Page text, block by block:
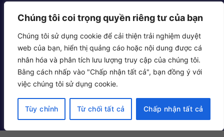
Chúng tôi coi trọng quyền riêng tư của bạn
Chúng tôi sử dụng cookie để cải thiện trải nghiệm duyệt
web của bạn, hiển thị quảng cáo hoặc nội dung được cá
nhân hóa và phân tích lưu lượng truy cập của chúng tôi.
Bằng cách nhấp vào "Chấp nhận tất cả", bạn đồng ý với
việc chúng tôi sử dụng cookie.
Tùy chỉnh Từ chối tất cả Chấp nhận tất cả
Giao hàng thu tiền
Vận tải đường biển
Vận tải đường bộ
Vận tải đường hàng không
Cho thuê kho bãi